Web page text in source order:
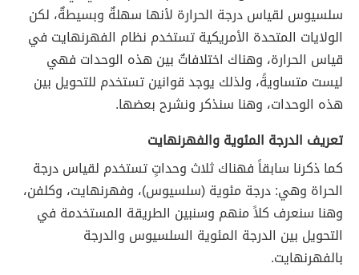
سلسيوس لقياس درجة الحرارة لأنها سهلةٌ وبسيطةٌ، لكن
الولايات المتحدة الأمريكية تستخدم نظام الفهرنهايت في
قياس الحرارة، وهناك اختلافاتٌ بين هذه الوحدات فهي
ليست متساويةً، ولذلك يوجد قوانين تستخدم للتحويل بين
هذه الوحدات، وهنا سنذكر ونشرح بعضها.
تعريف الدرجة المئوية والفهرنهايت
كما ذكرنا سابقاً فهناك ثلاث وحداتٍ تستخدم لقياس درجة
الحراة وهي: درجة مئوية (سلسيوس)، وفهرنهايت، وكلفن،
وهنا سنعرف كلاً منهم وسنبين الطريقة المستخدمة في
التحويل بين الدرجة المئوية السلسيوس والدرجة
بالفهرنهايت.